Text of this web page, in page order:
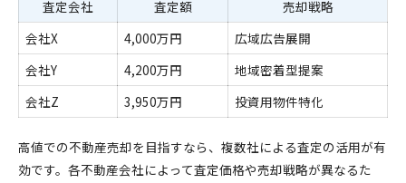
査定会社 査定額
売却戦略
会社X
4,000万円
広域広告展開
会社Y
4,200万円
地域密着型提案
会社Z
3,950万円 投資用物件特化
高値での不動産売却を目指すなら、複数社による査定の活用が有
効です。各不動産会社によって査定価格や売却戦略が異なるた